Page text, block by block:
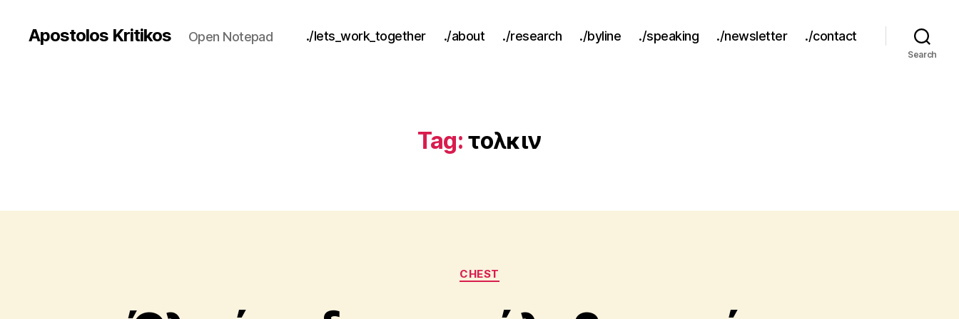
Apostolos Kritikos Open Notepad ./lets_work_together ./about ./research ./byline ./speaking ./newsletter ./contact
Search
Tag: τολκιν
Categories
CHEST